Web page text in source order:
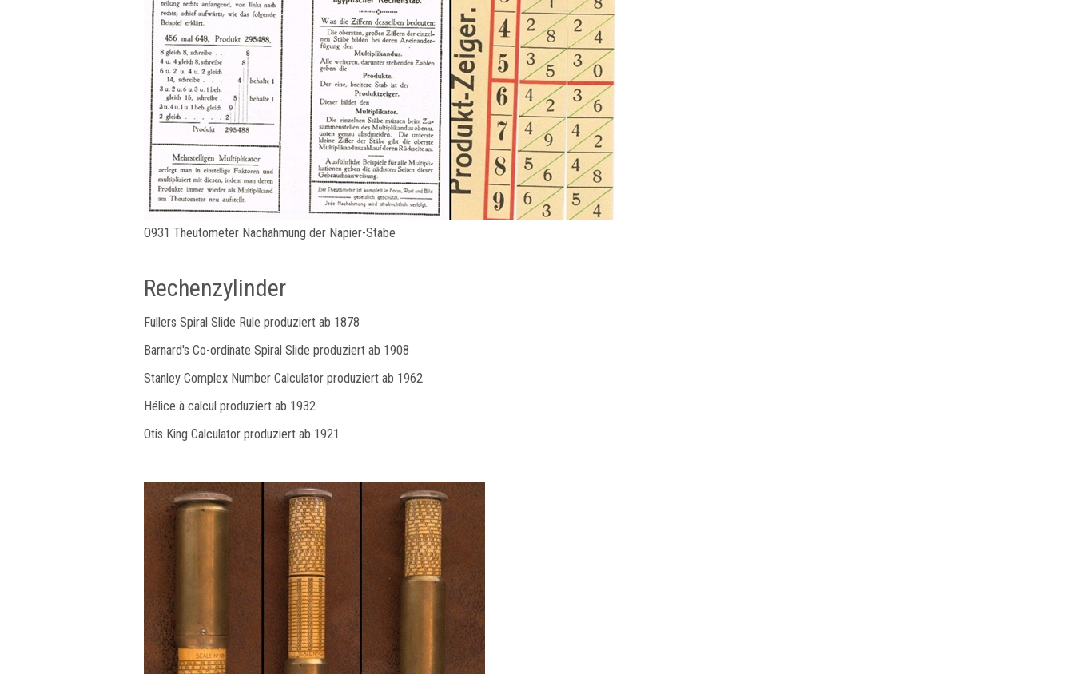
O931 Theutometer Nachahmung der Napier-Stäbe
Rechenzylinder
Fullers Spiral Slide Rule produziert ab 1878
Barnard's Co-ordinate Spiral Slide produziert ab 1908
Stanley Complex Number Calculator produziert ab 1962
Hélice à calcul produziert ab 1932
Otis King Calculator produziert ab 1921